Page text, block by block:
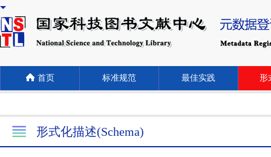
首页 标准规范 最佳实践 形
形式化描述(Schema)